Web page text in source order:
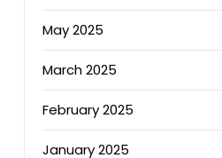
May 2025
March 2025
February 2025
January 2025